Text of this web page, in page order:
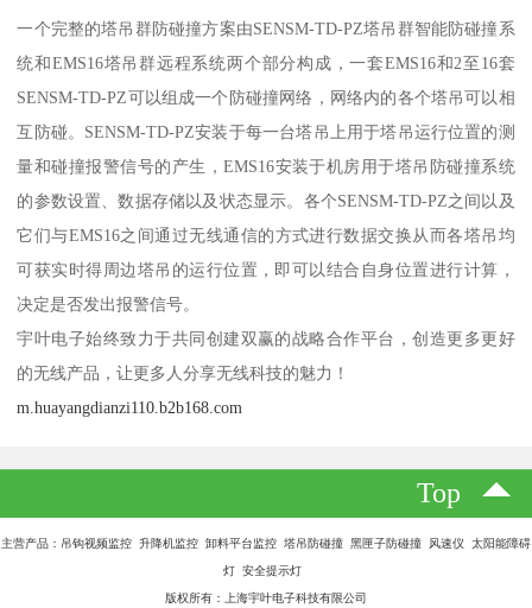
一个完整的塔吊群防碰撞方案由SENSM-TD-PZ塔吊群智能防碰撞系
统和EMS16塔吊群远程系统两个部分构成，一套EMS16和2至16套
SENSM-TD-PZ可以组成一个防碰撞网络，网络内的各个塔吊可以相
互防碰。SENSM-TD-PZ安装于每一台塔吊上用于塔吊运行位置的测
量和碰撞报警信号的产生，EMS16安装于机房用于塔吊防碰撞系统
的参数设置、数据存储以及状态显示。各个SENSM-TD-PZ之间以及
它们与EMS16之间通过无线通信的方式进行数据交换从而各塔吊均
可获实时得周边塔吊的运行位置，即可以结合自身位置进行计算，
决定是否发出报警信号。
宇叶电子始终致力于共同创建双赢的战略合作平台，创造更多更好
的无线产品，让更多人分享无线科技的魅力！
m.huayangdianzi110.b2b168.com
Top
主营产品：吊钩视频监控 升降机监控 卸料平台监控 塔吊防碰撞 黑匣子防碰撞 风速仪 太阳能障碍
灯 安全提示灯
版权所有：上海宇叶电子科技有限公司